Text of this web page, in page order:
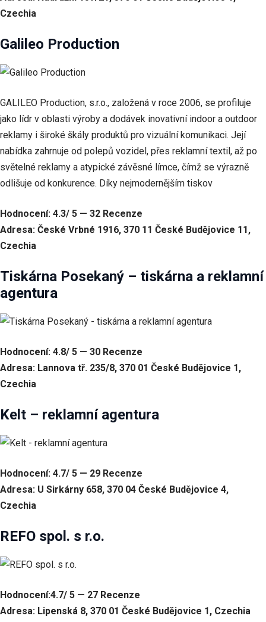
Czechia
Galileo Production
GALILEO Production, s.r.o., založená v roce 2006, se profiluje
jako lídr v oblasti výroby a dodávek inovativní indoor a outdoor
reklamy i široké škály produktů pro vizuální komunikaci. Její
nabídka zahrnuje od polepů vozidel, přes reklamní textil, až po
světelné reklamy a atypické závěsné límce, čímž se výrazně
odlišuje od konkurence. Díky nejmodernějším tiskov
Hodnocení: 4.3/ 5 — 32 Recenze
Adresa: České Vrbné 1916, 370 11 České Budějovice 11,
Czechia
Tiskárna Posekaný – tiskárna a reklamní
agentura
Hodnocení: 4.8/ 5 — 30 Recenze
Adresa: Lannova tř. 235/8, 370 01 České Budějovice 1,
Czechia
Kelt – reklamní agentura
Hodnocení: 4.7/ 5 — 29 Recenze
Adresa: U Sirkárny 658, 370 04 České Budějovice 4,
Czechia
REFO spol. s r.o.
Hodnocení:4.7/ 5 — 27 Recenze
Adresa: Lipenská 8, 370 01 České Budějovice 1, Czechia
Nezbytné
Tyto
cookie
Jsou
pro
webových
stránek.
Statistiky
Abychom
funkčnost
a
strukturu
webových
na
základě
toho, jak
webové
Uživatelská
webové
fungovaly
nejlépe.
Pokud tyto
odmítnete,
funkce z
webu zmizí.
Sdílením svých
zájmů a chování
při návštěvě našich